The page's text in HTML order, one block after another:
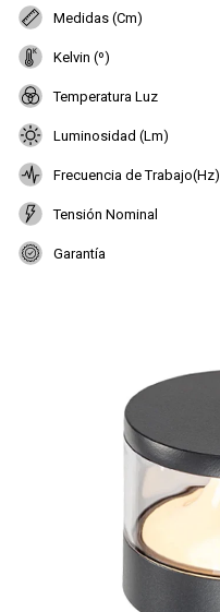
Medidas (Cm)
Kelvin (º)
Temperatura Luz
Luminosidad (Lm)
Frecuencia de Trabajo(Hz)
Tensión Nominal
Garantía